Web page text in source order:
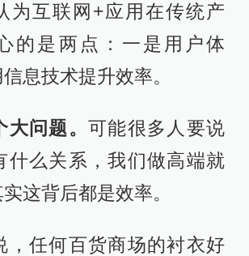
为互联网+应用在传统产
的是两点：一是用户体
息技术提升效率。
大问题。可能很多人要说
什么关系，我们做高端就
这背后都是效率。
，任何百货商场的衬衣好